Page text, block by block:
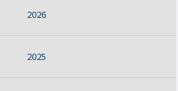
2026
2025